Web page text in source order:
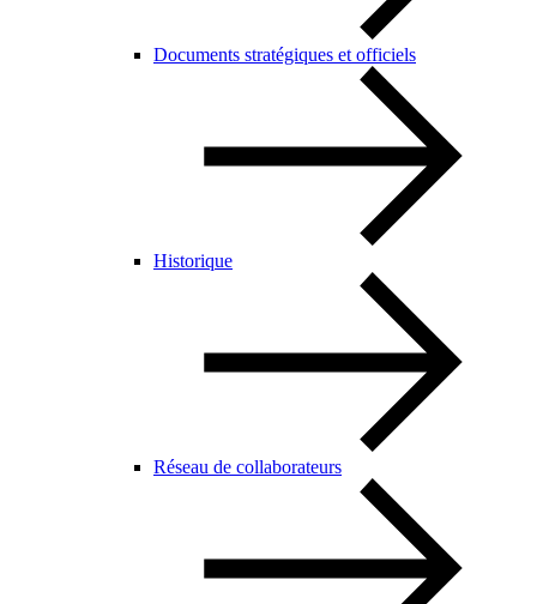
Documents stratégiques et officiels
Historique
Réseau de collaborateurs